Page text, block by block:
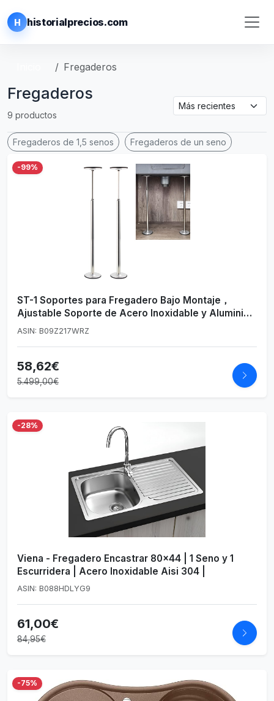
H historialprecios.com
Fregaderos
Fregaderos
9 productos
Fregaderos de 1,5 senos Fregaderos de un seno
-99%
ST-1 Soportes para Fregadero Bajo Montaje，
Ajustable Soporte de Acero Inoxidable y Aluminio
para Fregadero Bajo Encimera,Sistema de
ASIN: B09Z217WRZ
58,62€
5.499,00€
-28%
Viena - Fregadero Encastrar 80x44 | 1 Seno y 1
Escurridera | Acero Inoxidable Aisi 304 |
ASIN: B088HDLYG9
61,00€
84,95€
-75%